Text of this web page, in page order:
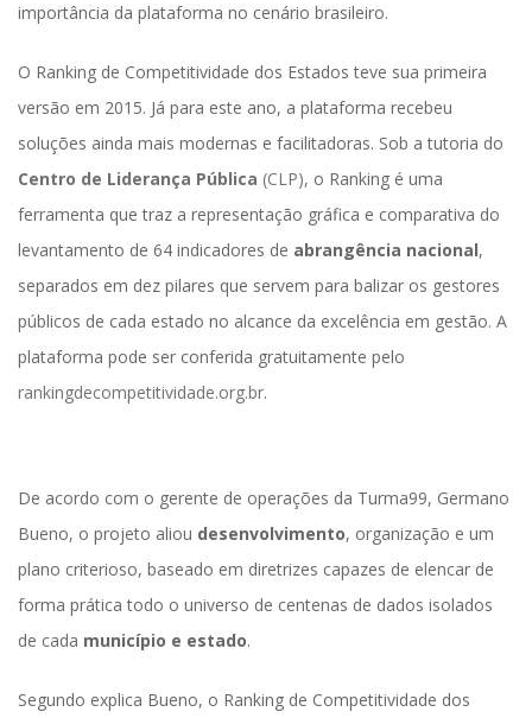
importância da plataforma no cenário brasileiro.
O Ranking de Competitividade dos Estados teve sua primeira
versão em 2015. Já para este ano, a plataforma recebeu
oluções ainda mais modernas e facilitadoras. Sob a tutoria do
Centro de Liderança Pública (CLP), o Ranking é uma
ferramenta que traz a representação gráfica e comparativa do
levantamento de 64 indicadores de abrangência nacional,
eparados em dez pilares que servem para balizar os gestores
públicos de cada estado no alcance da excelência em gestão. A
plataforma pode ser conferida gratuitamente pelo
rankingdecompetitividade.org.br.
De acordo com o gerente de operações da Turma99, Germano
Bueno, o projeto aliou desenvolvimento, organização e um
plano criterioso, baseado em diretrizes capazes de elencar de
forma prática todo o universo de centenas de dados isolados
de cada município e estado.
Segundo explica Bueno, o Ranking de Competitividade dos